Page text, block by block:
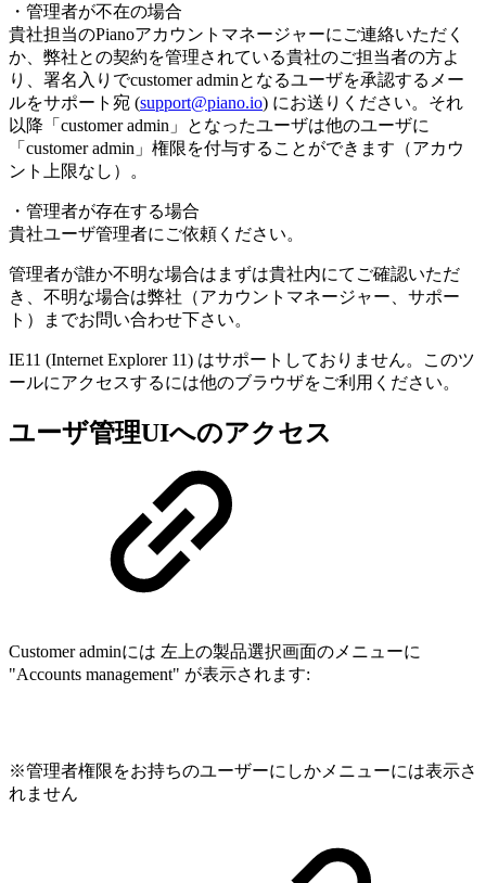
・管理者が不在の場合
貴社担当のPianoアカウントマネージャーにご連絡いただく
か、弊社との契約を管理されている貴社のご担当者の方よ
り、署名入りでcustomer adminとなるユーザを承認するメー
ルをサポート宛 (support@piano.io) にお送りください。それ
以降「customer admin」となったユーザは他のユーザに
「customer admin」権限を付与することができます（アカウ
ント上限なし）。
・管理者が存在する場合
貴社ユーザ管理者にご依頼ください。
管理者が誰か不明な場合はまずは貴社内にてご確認いただ
き、不明な場合は弊社（アカウントマネージャー、サポー
ト）までお問い合わせ下さい。
IE11 (Internet Explorer 11) はサポートしておりません。このツ
ールにアクセスするには他のブラウザをご利用ください。
ユーザ管理UIへのアクセス
Customer adminには 左上の製品選択画面のメニューに
"Accounts management" が表示されます:
※管理者権限をお持ちのユーザーにしかメニューには表示さ
れません